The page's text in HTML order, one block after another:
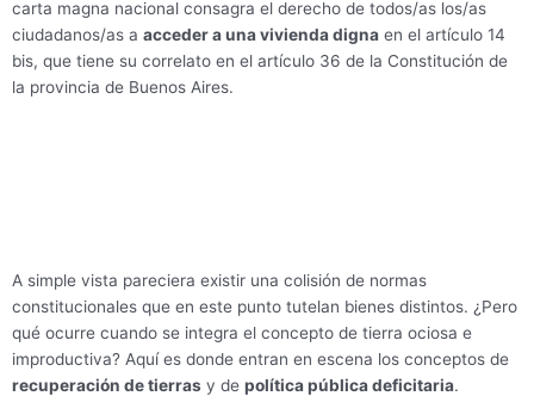
carta magna nacional consagra el derecho de todos/as los/as
ciudadanos/as a acceder a una vivienda digna en el artículo 14
bis, que tiene su correlato en el artículo 36 de la Constitución de
la provincia de Buenos Aires.
A simple vista pareciera existir una colisión de normas
constitucionales que en este punto tutelan bienes distintos. ¿Pero
qué ocurre cuando se integra el concepto de tierra ociosa e
improductiva? Aquí es donde entran en escena los conceptos de
recuperación de tierras y de política pública deficitaria.